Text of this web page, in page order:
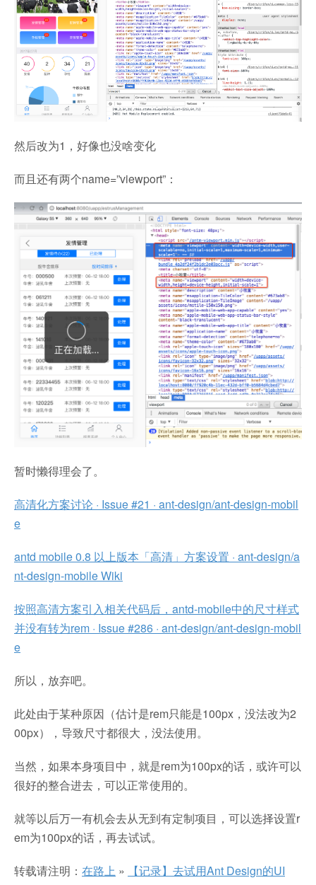
然后改为1，好像也没啥变化
而且还有两个name=”viewport”：
暂时懒得理会了。
高清化方案讨论 · Issue #21 · ant-design/ant-design-mobil
e
antd mobile 0.8 以上版本「高清」方案设置 · ant-design/a
nt-design-mobile Wiki
按照高清方案引入相关代码后，antd-mobile中的尺寸样式
并没有转为rem · Issue #286 · ant-design/ant-design-mobil
e
所以，放弃吧。
此处由于某种原因（估计是rem只能是100px，没法改为2
00px），导致尺寸都很大，没法使用。
当然，如果本身项目中，就是rem为100px的话，或许可以
很好的整合进去，可以正常使用的。
就等以后万一有机会去从无到有定制项目，可以选择设置r
em为100px的话，再去试试。
转载请注明： 在路上 » 【记录】去试用Ant Design的UI